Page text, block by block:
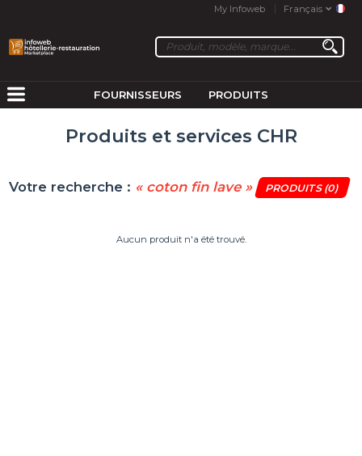
My Infoweb Français
FOURNISSEURS PRODUITS
Produits et services CHR
Votre recherche : « coton fin lave » PRODUITS(0)
Aucun produit n'a été trouvé.